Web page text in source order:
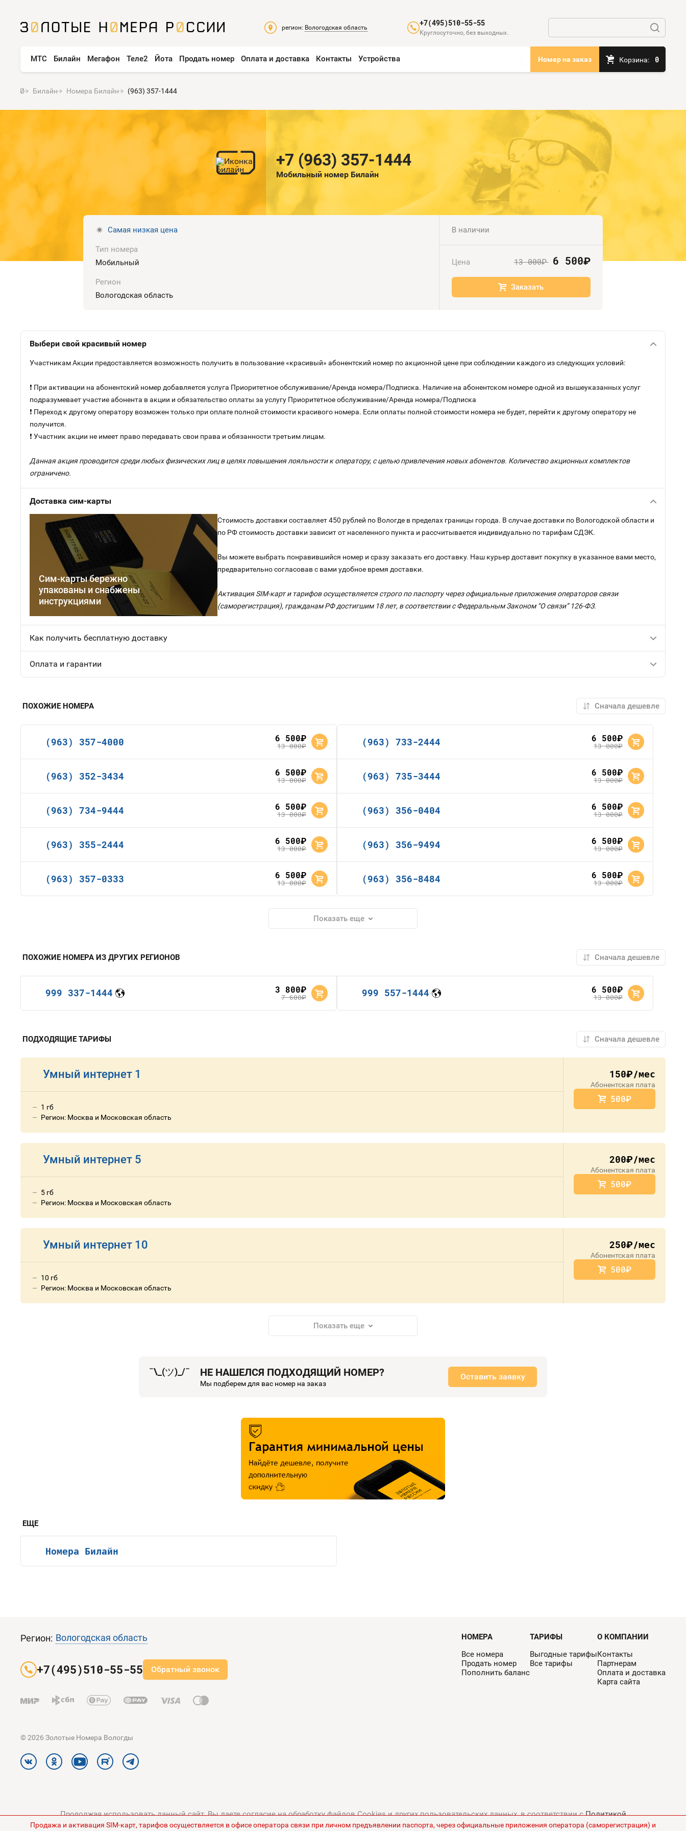
регион: Вологодская область +7(495)510-55-55
Круглосуточно, без выходных.
МТС Билайн Мегафон Теле2 Йота Продать номер Оплата и доставка Контакты Устройства Номер на заказ Корзина: 0
Билайн Номера Билайн (963) 357-1444
+7 (963) 357-1444
Мобильный номер Билайн
Самая низкая цена
Тип номера
Мобильный
Регион
Вологодская область
В наличии
Цена 13 000руб. 6 500руб.
Заказать
Выбери свой красивый номер
Участникам Акции предоставляется возможность получить в пользование «красивый» абонентский номер по акционной цене при соблюдении каждого из следующих условий:
❗ При активации на абонентский номер добавляется услуга Приоритетное обслуживание/Аренда номера/Подписка. Наличие на абонентском номере одной из вышеуказанных услуг
подразумевает участие абонента в акции и обязательство оплаты за услугу Приоритетное обслуживание/Аренда номера/Подписка
❗ Переход к другому оператору возможен только при оплате полной стоимости красивого номера. Если оплаты полной стоимости номера не будет, перейти к другому оператору не
получится.
❗ Участник акции не имеет право передавать свои права и обязанности третьим лицам.
Данная акция проводится среди любых физических лиц в целях повышения лояльности к оператору, с целью привлечения новых абонентов. Количество акционных комплектов
ограничено.
Доставка сим-карты
Сим-карты бережно
упакованы и снабжены
инструкциями
Стоимость доставки составляет 450 рублей по Вологде в пределах границы города. В случае доставки по Вологодской области и
по РФ стоимость доставки зависит от населенного пункта и рассчитывается индивидуально по тарифам СДЭК.
Вы можете выбрать понравившийся номер и сразу заказать его доставку. Наш курьер доставит покупку в указанное вами место,
предварительно согласовав с вами удобное время доставки.
Активация SIM-карт и тарифов осуществляется строго по паспорту через официальные приложения операторов связи
(саморегистрация), гражданам РФ достигшим 18 лет, в соответствии с Федеральным Законом “О связи” 126-ФЗ.
Как получить бесплатную доставку
Оплата и гарантии
ПОХОЖИЕ НОМЕРА
(963) 357-4000 6 500руб.
13 000руб. (963) 733-2444 6 500руб.
13 000руб.
(963) 352-3434 6 500руб.
13 000руб. (963) 735-3444 6 500руб.
13 000руб.
(963) 734-9444 6 500руб.
13 000руб. (963) 356-0404 6 500руб.
13 000руб.
(963) 355-2444 6 500руб.
13 000руб. (963) 356-9494 6 500руб.
13 000руб.
(963) 357-0333 6 500руб.
13 000руб. (963) 356-8484 6 500руб.
13 000руб.
Показать еще
ПОХОЖИЕ НОМЕРА ИЗ ДРУГИХ РЕГИОНОВ
999 337-1444 3 800руб.
7 600руб. 999 557-1444 6 500руб.
13 000руб.
ПОДХОДЯЩИЕ ТАРИФЫ
Умный интернет 1
1 гб
Регион: Москва и Московская область
150руб./мес
Абонентская плата
500руб.
Умный интернет 5
5 гб
Регион: Москва и Московская область
200руб./мес
Абонентская плата
500руб.
Умный интернет 10
10 гб
Регион: Москва и Московская область
250руб./мес
Абонентская плата
500руб.
Показать еще
¯\_(ツ)_/¯ НЕ НАШЕЛСЯ ПОДХОДЯЩИЙ НОМЕР?
Мы подберем для вас номер на заказ
Оставить заявку
ЕЩЕ
Номера Билайн
НОМЕРА
Все номера
Продать номер
Пополнить баланс
ТАРИФЫ
Выгодные тарифы
Все тарифы
О КОМПАНИИ
Контакты
Партнерам
Оплата и доставка
Карта сайта
Регион: Вологодская область
+7(495)510-55-55 Обратный звонок
© 2026 Золотые Номера Вологды
Продолжая использовать данный сайт, Вы даете согласие на обработку файлов Cookies и других пользовательских данных, в соответствии сПолитикой
Продажа и активация SIM-карт, тарифов осуществляется в офисе оператора связи при личном предъявлении паспорта, через официальные приложения оператора (саморегистрация) и